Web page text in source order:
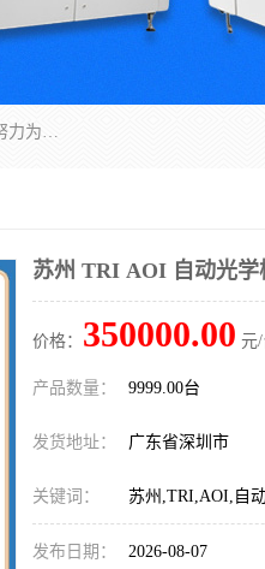
深圳市亿阳电子仪器有限公司坐落于风景秀丽的深圳市光明区，集SMT设备销售务为一体，努力为客户提供电子装配解决方案。与行业**SMT设备厂商：ASM（印刷机，锡膏检查机，贴片机），德国ERSA（爱莎）建立了稳固的代理合作关系，销售的设备一直保持**电子装配行业未来发展方向，能够满足客户各种繁杂产品的生产应用。
苏州 TRI AOI 自动光学
价格： 350000.00 元
产品数量： 9999.00台
发货地址： 广东省深圳市
关键词： 苏州,TRI,AOI,自
发布日期： 2026-08-07